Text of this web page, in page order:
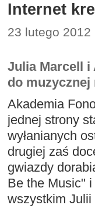
Internet
23 lutego
Julia Marcell i
do muzycznej
Akademia
jednej strony
wyłanianych
drugiej zaś
gwiazdy
Be the Music"
wszystkim Julii